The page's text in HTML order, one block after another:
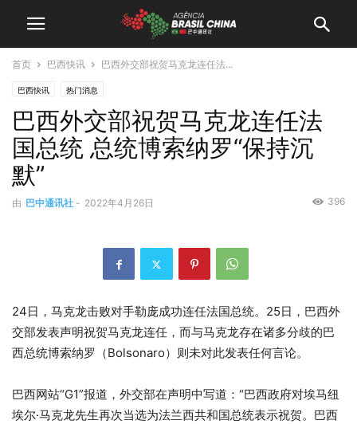
首页 巴西快讯 巴西外交部祝贺马克龙连任法...
巴西快讯 热门消息
巴西外交部祝贺马克龙连任法
国总统 总统博索纳罗“保持沉
默”
由 巴中通讯社 - 2022年4月26日 396
24日，马克龙击败对手勒庞成功连任法国总统。25日，巴西外
交部发表声明祝贺马克龙连任，而与马克龙存在诸多分歧的巴
西总统博索纳罗（Bolsonaro）则未对此发表任何言论。
巴西网站“G1”报道，外交部在声明中写道：“巴西政府对埃马纽
埃尔·马克龙先生再次当选为法兰西共和国总统表示祝贺。巴西